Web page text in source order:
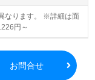
なります。 ※詳細は面
円～
お問合せ